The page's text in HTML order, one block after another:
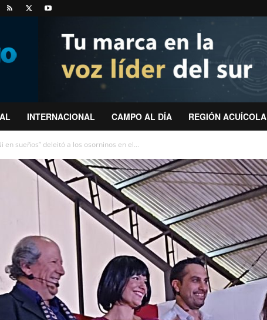
INTERNACIONAL CAMPO AL DÍA REGIÓN ACUÍCOLA
en sueños” deleitó a los osorninos en el...